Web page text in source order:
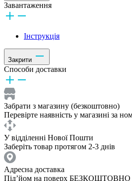
Завантаження
Інструкція
Закрити
Способи доставки
Забрати з магазину (безкоштовно)
Перевірте наявність у магазині за
У відділенні Нової Пошти
Заберіть товар протягом 2-3 днів
Адресна доставка
Під’йом на поверх БЕЗКОШТОВНО